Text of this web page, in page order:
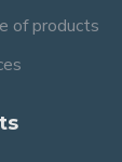
of products